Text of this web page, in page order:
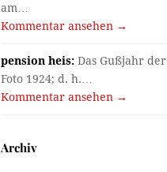
am…
Kommentar ansehen →
pension heis: Das Gußjahr
Foto 1924; d. h.…
Kommentar ansehen →
Archiv